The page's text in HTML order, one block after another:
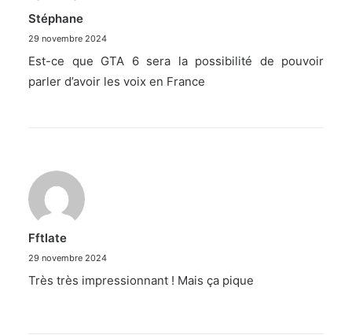
Stéphane
29 novembre 2024
Est-ce que GTA 6 sera la possibilité de pouvoir
parler d’avoir les voix en France
Fftlate
29 novembre 2024
Très très impressionnant ! Mais ça pique